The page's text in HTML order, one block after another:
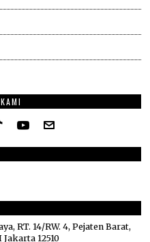
RT. 14/RW. 4, Pejaten Barat,
12510